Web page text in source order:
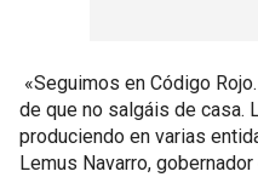
«Seguimos en Código
de que no salgáis de casa.
produciendo en varias
Lemus Navarro,